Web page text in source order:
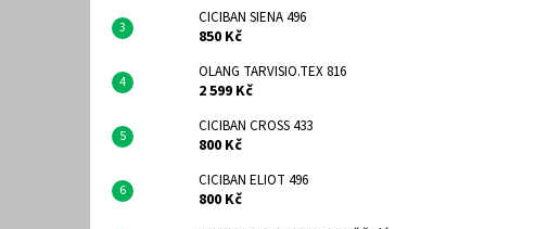
CICIBAN SIENA 496
850 Kč
OLANG TARVISIO.TEX 816
2 599 Kč
CICIBAN CROSS 433
800 Kč
CICIBAN ELIOT 496
800 Kč